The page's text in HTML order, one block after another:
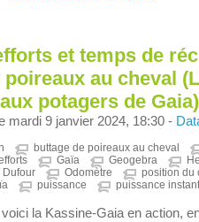
et temps de
poireaux au cheval
potagers de
mardi 9 janvier 2024, 18:30 -
buttage de poireaux au cheval
Gaïa Geogebra
Dufour Odomètre
position du
puissance puissance
la Kassine-Gaia en action,